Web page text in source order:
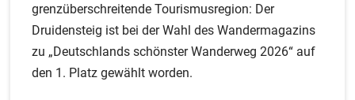
grenzüberschreitende Tourismusregion: Der
Druidensteig ist bei der Wahl des Wandermagazins
zu „Deutschlands schönster Wanderweg 2026“ auf
den 1. Platz gewählt worden.